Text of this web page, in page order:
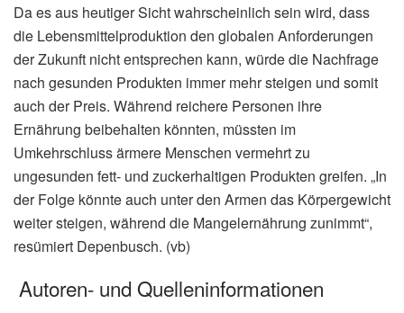
Da es aus heutiger Sicht wahrscheinlich sein wird, dass
die Lebensmittelproduktion den globalen Anforderungen
der Zukunft nicht entsprechen kann, würde die Nachfrage
nach gesunden Produkten immer mehr steigen und somit
auch der Preis. Während reichere Personen ihre
Ernährung beibehalten könnten, müssten im
Umkehrschluss ärmere Menschen vermehrt zu
ungesunden fett- und zuckerhaltigen Produkten greifen. „In
der Folge könnte auch unter den Armen das Körpergewicht
weiter steigen, während die Mangelernährung zunimmt“,
resümiert Depenbusch. (vb)
Autoren- und Quelleninformationen